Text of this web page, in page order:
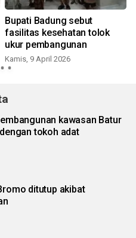
Bupati Badung sebut
fasilitas kesehatan tolok
ukur pembangunan
Kamis, 9 April 2026
kawasan Batur
tokoh adat
ditutup akibat